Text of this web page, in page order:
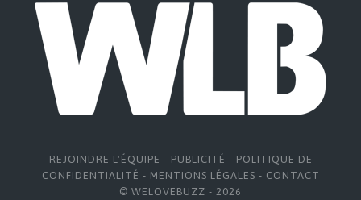
REJOINDRE L'ÉQUIPE - PUBLICITÉ - POLITIQUE DE
CONFIDENTIALITÉ - MENTIONS LÉGALES - CONTACT
© WELOVEBUZZ - 2026